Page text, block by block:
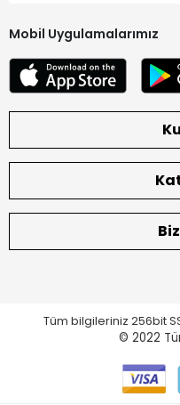
Mobil Uygulamalarımız
Tüm bilgileriniz 256bit
© 2022